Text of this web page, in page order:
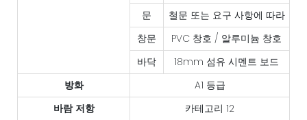
문
철문 또는 요구 사항에 따라
창문
PVC 창호 / 알루미늄 창호
바닥
18mm 섬유 시멘트 보드
방화
A1 등급
바람 저항
카테고리 12